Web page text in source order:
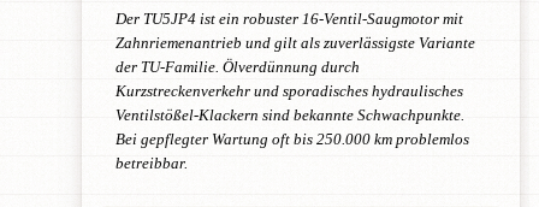
Der TU5JP4 ist ein robuster 16-Ventil-Saugmotor mit
Zahnriemenantrieb und gilt als zuverlässigste Variante
der TU-Familie. Ölverdünnung durch
Kurzstreckenverkehr und sporadisches hydraulisches
Ventilstößel-Klackern sind bekannte Schwachpunkte.
Bei gepflegter Wartung oft bis 250.000 km problemlos
betreibbar.